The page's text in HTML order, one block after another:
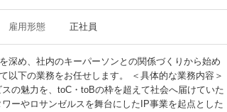
禁煙オフィス
駅5分以内
30代活躍の職場
雇用形態 正社員
深め、社内のキーパーソンとの関係づくりから始め
以下の業務をお任せします。 ＜具体的な業務内容＞
の魅力を、toC・toBの枠を超えて社会へ届けていた
ーやロサンゼルスを舞台にしたIP事業を起点とした